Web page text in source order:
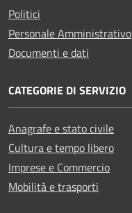
Politici
Personale Amministrativo
Documenti e dati
CATEGORIE DI SERVIZIO
Anagrafe e stato civile
Cultura e tempo libero
Imprese e Commercio
Mobilità e trasporti